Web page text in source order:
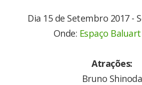
Dia 15 de Setembro 2017 -
Onde: Espaço
Atrações:
Bruno Shinoda